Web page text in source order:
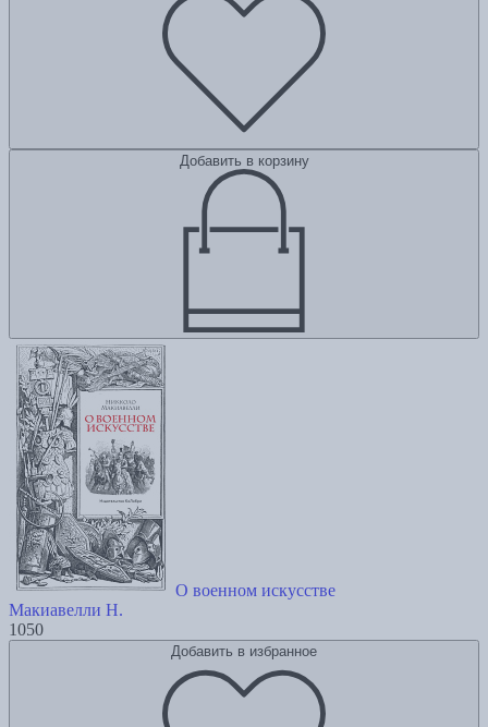
Добавить в корзину
О военном искусстве
Макиавелли Н.
1050
Добавить в избранное